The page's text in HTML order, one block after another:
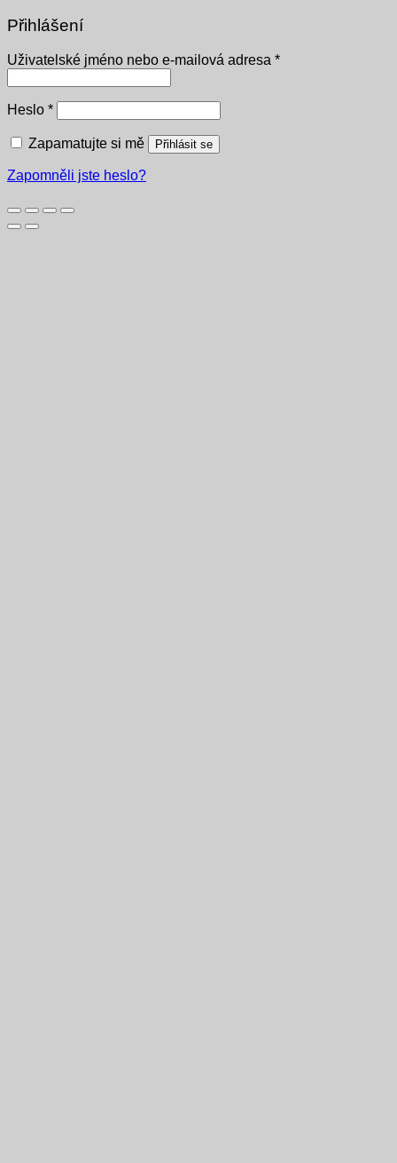
Přihlášení
Uživatelské jméno nebo e-mailová adresa *Povinné
Heslo *Povinné
Zapamatujte si mě Přihlásit se
Zapomněli jste heslo?